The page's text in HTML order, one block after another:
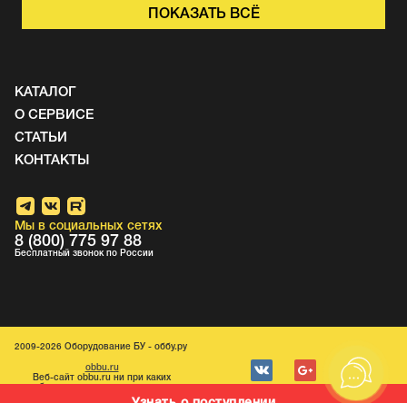
ПОКАЗАТЬ ВСЁ
КАТАЛОГ
О СЕРВИСЕ
СТАТЬИ
КОНТАКТЫ
Мы в социальных сетях
8 (800) 775 97 88
Бесплатный звонок по России
2009-2026 Оборудование БУ - оббу.ру
obbu.ru
Веб-caйт obbu.ru ни при каких
обстоятельствах не является
публичной офертой.